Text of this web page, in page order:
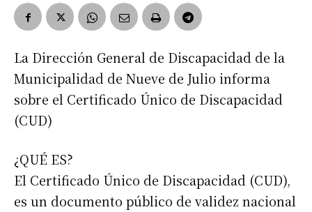
La Dirección General de Discapacidad de la
Municipalidad de Nueve de Julio informa
sobre el Certificado Único de Discapacidad
(CUD)
¿QUÉ ES?
El Certificado Único de Discapacidad (CUD),
es un documento público de validez nacional